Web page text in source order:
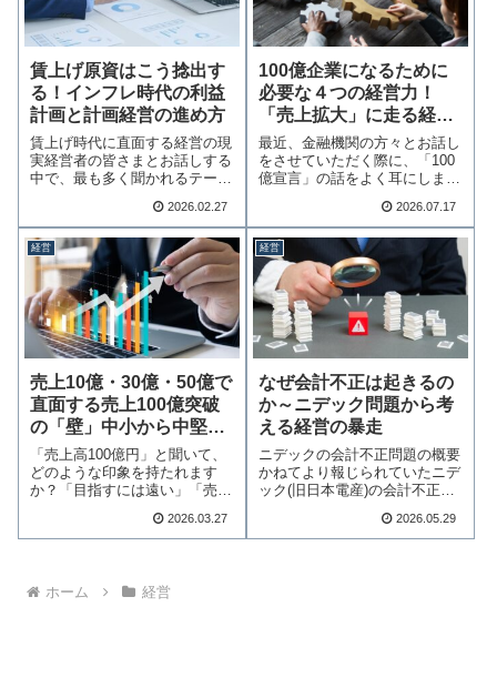
賃上げ原資はこう捻出す
る！インフレ時代の利益
計画と計画経営の進め方
賃上げ時代に直面する経営の現
実経営者の皆さまとお話しする
中で、最も多く聞かれるテーマ
2026.02.27
100億企業になるために
必要な４つの経営力！
「売上拡大」に走る経営
のリスクとは
最近、金融機関の方々とお話し
をさせていただく際に、「100
億宣言」の話をよく耳にしま
2026.07.17
経営
売上10億・30億・50億で
直面する売上100億突破
の「壁」中小から中堅へ
の成長が日本を変える
「売上高100億円」と聞いて、
どのような印象を持たれます
か？「目指すには遠い」「売上
2026.03.27
経営
なぜ会計不正は起きるの
か～ニデック問題から考
える経営の暴走
ニデックの会計不正問題の概要
かねてより報じられていたニデ
ック(旧日本電産)の会計不正問
2026.05.29
ホーム 経営